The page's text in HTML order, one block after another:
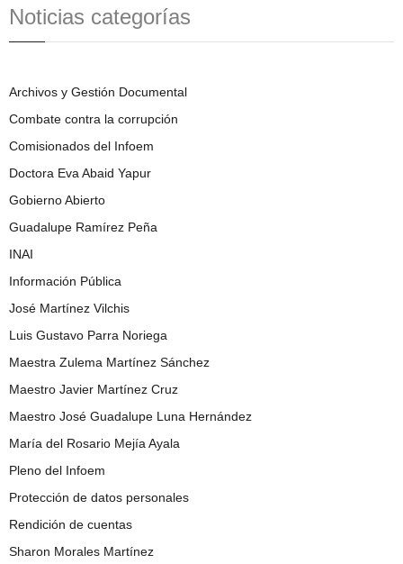
Noticias categorías
Archivos y Gestión Documental
Combate contra la corrupción
Comisionados del Infoem
Doctora Eva Abaid Yapur
Gobierno Abierto
Guadalupe Ramírez Peña
INAI
Información Pública
José Martínez Vilchis
Luis Gustavo Parra Noriega
Maestra Zulema Martínez Sánchez
Maestro Javier Martínez Cruz
Maestro José Guadalupe Luna Hernández
María del Rosario Mejía Ayala
Pleno del Infoem
Protección de datos personales
Rendición de cuentas
Sharon Morales Martínez